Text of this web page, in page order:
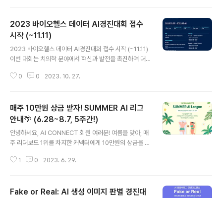
이 중요한 화두로 떠올랐기 때문에, 트렌드를 반영한 이슈
를 해결하기 위해 많은 데이터 사이언티스트와 AI 개발자
들이 참여한 것으로 보입니다. 그럼, 이 대회에서 실제로 수
상까지 한 수상팀은 이 대회를 어떻게 준비했을까요? 이번
대회의 수상팀 인터뷰 영상을 통해, 대회 참여부터 수상까
지의 순간과 수상의 비결은 무엇일지 살펴보세요.
2023 바이오헬스 데이터 AI경진대회 접수
시작 (~11.11)
2023 바이오헬스 데이터 AI경진대회 접수 시작 (~11.11)
이번 대회는 치의학 분야에서 혁신과 발전을 촉진하며 더
번 경진대회를 통해 개발된 모델은 환자들의 사랑니 발치
함을 증대시키는 데 도움이 될 것입니다. 우리의 목표는 바
이오헬스와 AI 분야의 기술 발전을 촉진하고 치의학 분야
에 적용 가능한 혁신적인 솔루션을 발굴하는 것입니다. 함
께 치의학 분야의 혁신을 주도하고 선도해 나가는 기회를
심이 있는 많은 분들의 참여를 기다립니다 ✅Track 1: htt
0 0 2023. 10. 27.
매주 10만원 상금 받자! SUMMER AI 리그
안내🌴 (6.28~8.7, 5주간!)
안녕하세요, AI CONNECT 회원 여러분! 여름을 맞아, 매
주 리더보드 1위를 차지한 커넥터에게 10만원의 상금을 드
다. 매주 월요일 오후 5시를 기준으로, 특허 문서 기반 특허
시작으로 5주간 펼쳐지는 여름특집 SUMMER AI LEAG
1 0 2023. 6. 29.
Fake or Real: AI 생성 이미지 판별 경진대